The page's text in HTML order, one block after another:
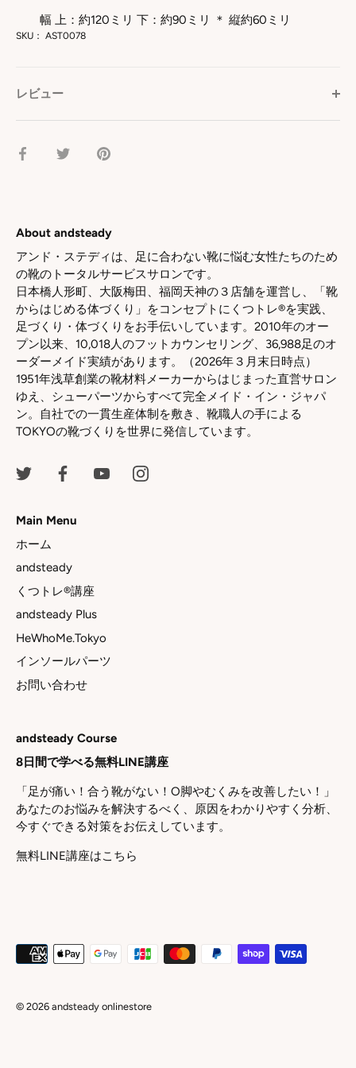
幅 上：約120ミリ 下：約90ミリ ＊ 縦約60ミリ
SKU： AST0078
レビュー
facebookTwitterpinterest
About andsteady
アンド・ステディは、足に合わない靴に悩む女性たちのため
の靴のトータルサービスサロンです。
日本橋人形町、大阪梅田、福岡天神の３店舗を運営し、「靴
からはじめる体づくり」をコンセプトにくつトレ®を実践、
足づくり・体づくりをお手伝いしています。2010年のオー
プン以来、10,018人のフットカウンセリング、36,988足のオ
ーダーメイド実績があります。（2026年３月末日時点）
1951年浅草創業の靴材料メーカーからはじまった直営サロン
ゆえ、シューパーツからすべて完全メイド・イン・ジャパ
ン。自社での一貫生産体制を敷き、靴職人の手による
TOKYOの靴づくりを世界に発信しています。
Main Menu
ホーム
andsteady
くつトレ®講座
andsteady Plus
HeWhoMe.Tokyo
インソールパーツ
お問い合わせ
andsteady Course
8日間で学べる無料LINE講座
「足が痛い！合う靴がない！O脚やむくみを改善したい！」
あなたのお悩みを解決するべく、原因をわかりやすく分析、
今すぐできる対策をお伝えしています。
無料LINE講座はこちら
© 2026 andsteady onlinestore